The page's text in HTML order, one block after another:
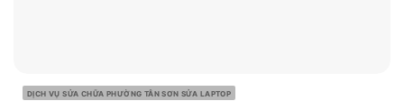
DỊCH VỤ SỬA CHỮA PHƯỜNG TÂN SƠN SỬA LAPTOP